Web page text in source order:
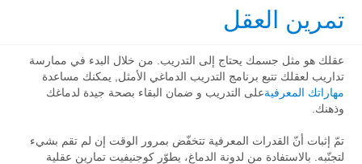
تمرين العقل
عقلك هو مثل جسمك يحتاج إلى التدريب. من خلال البدء في ممارسة
تداريب لعقلك تتبع برنامج التدريب الدماغي الأمثل, يمكنك مساعدة
مهاراتك المعرفيةعلى التدريب و ضمان البقاء بصحة جيدة لدماغك
وذهنك.
تمّ إثبات أنّ القدرات المعرفية تتخفّض بمرور الوقت إن لم تقم بشيء
لتجنّبه. بالاستفادة من لدونة الدماغ، يطوّر كوجنيفيت تمارين عقلية